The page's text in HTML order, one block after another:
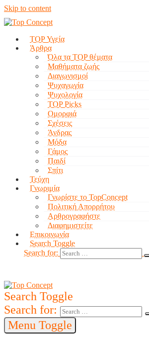
Skip to content
TOP Υγεία
Άρθρα
Όλα τα TOP θέματα
Μαθήματα ζωής
Διαγωνισμοί
Ψυχαγωγία
Ψυχολογία
TOP Picks
Ομορφιά
Σχέσεις
Άνδρας
Μόδα
Γάμος
Παιδί
Σπίτι
Τεύχη
Γνωριμία
Γνωρίστε το TopConcept
Πολιτική Απορρήτου
Αρθρογραφήστε
Διαφημιστείτε
Επικοινωνία
Search Toggle
Search for:
Search Toggle
Search for:
Menu Toggle